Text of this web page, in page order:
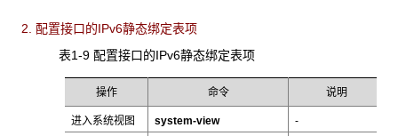
2. 配置接口的IPv6静态绑定表项
表1-9 配置接口的IPv6静态绑定表项
操作 命令 说明
进入系统视图 system-view -